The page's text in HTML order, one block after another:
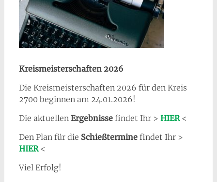
Kreismeisterschaften 2026
Die Kreismeisterschaften 2026 für den Kreis
2700 beginnen am 24.01.2026!
Die aktuellen Ergebnissefindet Ihr > HIER<
Den Plan für die Schießterminefindet Ihr >
HIER<
Viel Erfolg!